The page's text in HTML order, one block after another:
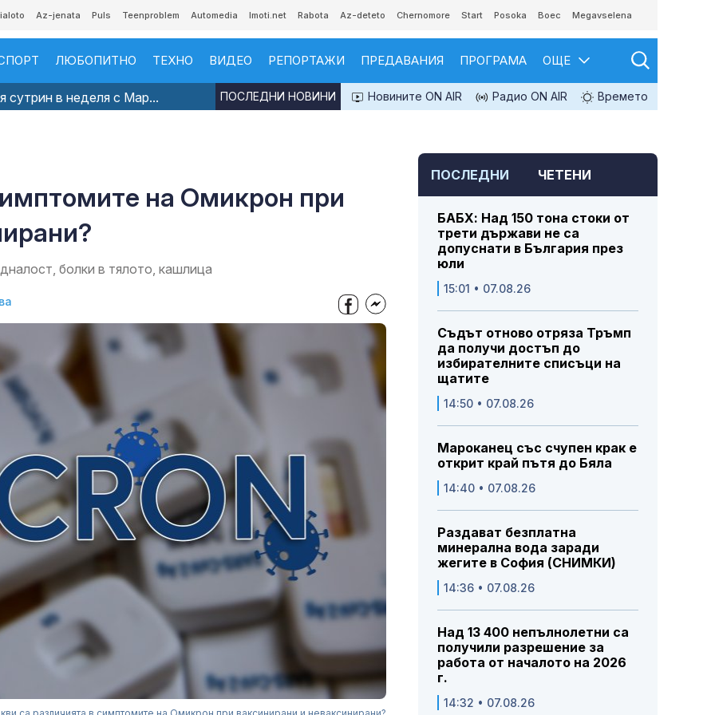
Az-jenata Puls Teenproblem Automedia Imoti.net Rabota Az-deteto Chernomore Start Posoka Boec Megavselena
ЛЮБОПИТНО ТЕХНО ВИДЕО РЕПОРТАЖИ ПРЕДАВАНИЯ ПРОГРАМА ОЩЕ
сутрин в неделя с Мар... Новините ON AIR Радио ON AIR Времето
ПОСЛЕДНИ НОВИНИ
на Омикрон при
болки в тялото, кашлица
ПОСЛЕДНИ ЧЕТЕНИ
БАБХ: Над 150 тона стоки от
трети държави не са
допуснати в България през
юли
15:01 • 07.08.26
Съдът отново отряза Тръмп
да получи достъп до
избирателните списъци на
щатите
14:50 • 07.08.26
Мароканец със счупен крак е
открит край пътя до Бяла
14:40 • 07.08.26
Раздават безплатна
минерална вода заради
жегите в София (СНИМКИ)
14:36 • 07.08.26
Над 13 400 непълнолетни са
получили разрешение за
работа от началото на 2026
г.
14:32 • 07.08.26